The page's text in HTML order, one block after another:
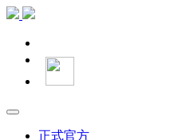
正式官方